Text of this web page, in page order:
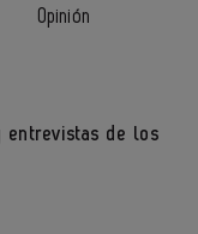
Opinión
de los